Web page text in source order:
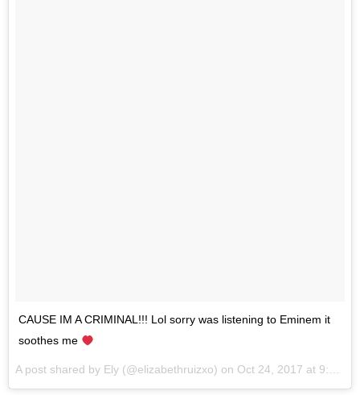
CAUSE IM A CRIMINAL!!! Lol sorry was listening to Eminem it
soothes me
A post shared by Ely (@elizabethruizxo) on Oct 24, 2017 at 9:54pm PDT